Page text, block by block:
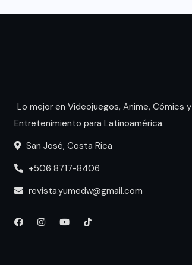
Lo mejor en Videojuegos, Anime, Cómics y
Entretenimiento para Latinoamérica.
San José, Costa Rica
+506 8717-8406
revista.yumedw@gmail.com